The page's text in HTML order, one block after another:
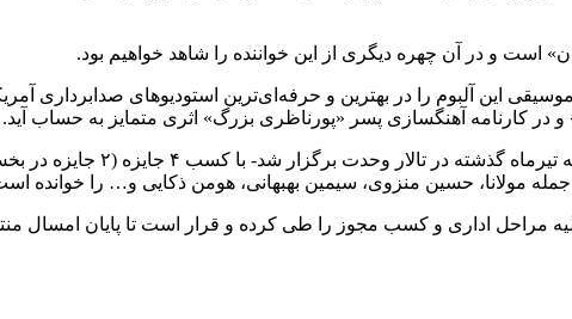
است و در آن چهره دیگری از این خواننده را شاهد خواهیم بود.
این آلبوم را در بهترین و حرفه‌ای‌ترین استودیوهای صدابرداری
در کارنامه آهنگسازی پسر «پورناظری بزرگ» اثری متمایز به حساب آید.
جمله مولانا، حسین منزوی، سیمین بهبهانی، هومن ذکایی و… را خوانده
مراحل اداری و کسب مجوز را طی کرده و قرار است تا پایان امسال